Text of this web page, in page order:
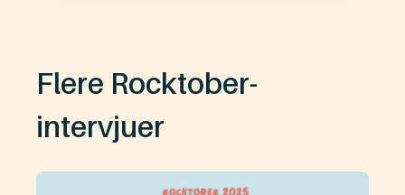
Flere Rocktober-
intervjuer